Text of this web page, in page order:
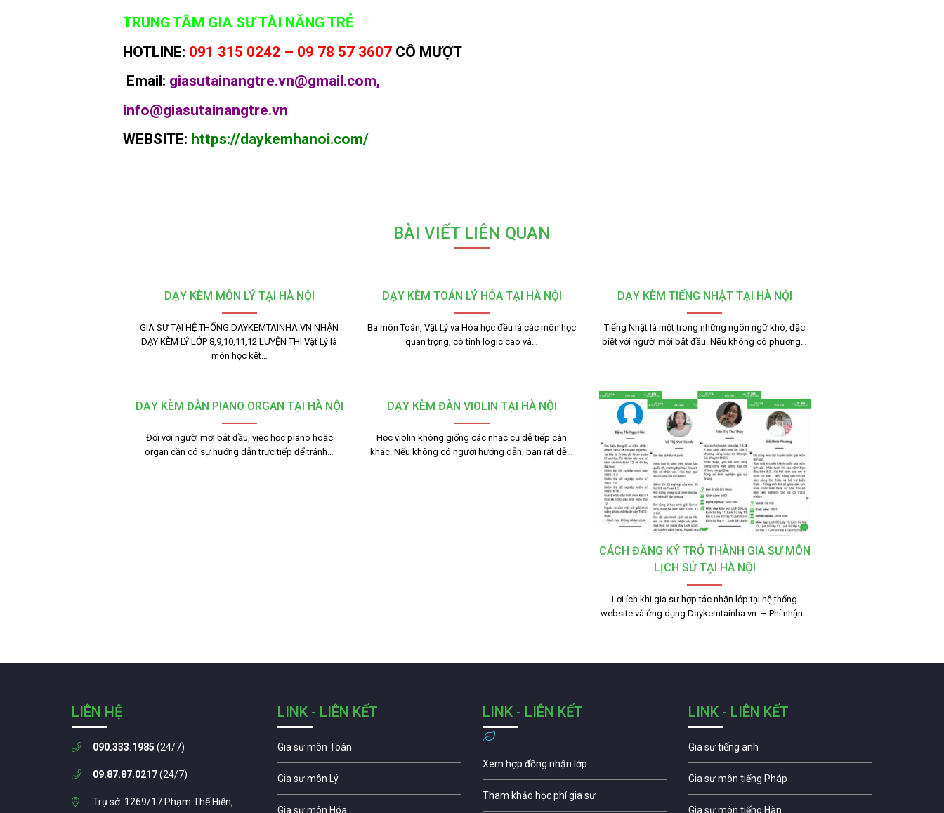
TRUNG TÂM GIA SƯ TÀI NĂNG TRẺ
HOTLINE: 091 315 0242 – 09 78 57 3607 CÔ MƯỢT
Email: giasutainangtre.vn@gmail.com,
info@giasutainangtre.vn
WEBSITE: https://daykemhanoi.com/
BÀI VIẾT LIÊN QUAN
DẠY KÈM MÔN LÝ TẠI HÀ NỘI
GIA SƯ TẠI HỆ THỐNG DAYKEMTAINHA.VN NHẬN
DẠY KÈM LÝ LỚP 8,9,10,11,12 LUYỆN THI Vật Lý là
môn học kết…
DẠY KÈM TOÁN LÝ HÓA TẠI HÀ NỘI
Ba môn Toán, Vật Lý và Hóa học đều là các môn học
quan trọng, có tính logic cao và…
DẠY KÈM TIẾNG NHẬT TẠI HÀ NỘI
Tiếng Nhật là một trong những ngôn ngữ khó, đặc
biệt với người mới bắt đầu. Nếu không có phương…
DẠY KÈM ĐÀN PIANO ORGAN TẠI HÀ NỘI
Đối với người mới bắt đầu, việc học piano hoặc
organ cần có sự hướng dẫn trực tiếp để tránh…
DẠY KÈM ĐÀN VIOLIN TẠI HÀ NỘI
Học violin không giống các nhạc cụ dễ tiếp cận
khác. Nếu không có người hướng dẫn, bạn rất dễ…
CÁCH ĐĂNG KÝ TRỞ THÀNH GIA SƯ MÔN
LỊCH SỬ TẠI HÀ NỘI
Lợi ích khi gia sư hợp tác nhận lớp tại hệ thống
website và ứng dụng Daykemtainha.vn: – Phí nhận…
LIÊN HỆ
090.333.1985 (24/7)
09.87.87.0217(24/7)
Trụ sở: 1269/17 Phạm Thế Hiển,
LINK - LIÊN KẾT
Gia sư môn Toán
Gia sư môn Lý
Gia sư môn Hóa
LINK - LIÊN KẾT
Xem hợp đồng nhận lớp
Tham khảo học phí gia sư
LINK - LIÊN KẾT
Gia sư tiếng anh
Gia sư môn tiếng Pháp
Gia sư môn tiếng Hàn